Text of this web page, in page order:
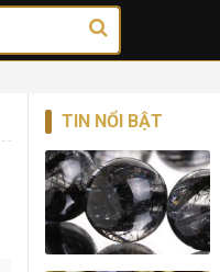
TIN NỔI BẬT